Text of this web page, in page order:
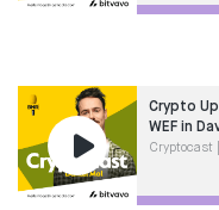
Crypto
WEF in
Cryptocast